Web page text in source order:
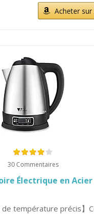
Acheter
30 Commentaires
Électrique en Acier
de température précis】